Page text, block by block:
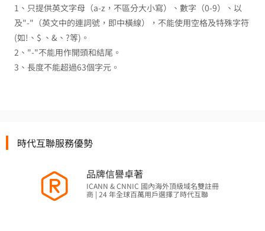
1、只提供英文字母（a-z，不區分大小寫）、數字（0-9）、以
及"-"（英文中的連詞號，即中橫線），不能使用空格及特殊字符
(如!、$ 、&、?等)。
2、"-"不能用作開頭和結尾。
3、長度不能超過63個字元。
時代互聯服務優勢
品牌信譽卓著
ICANN & CNNIC 國內海外頂級域名雙註冊
商 | 24 年全球百萬用戶選擇了時代互聯